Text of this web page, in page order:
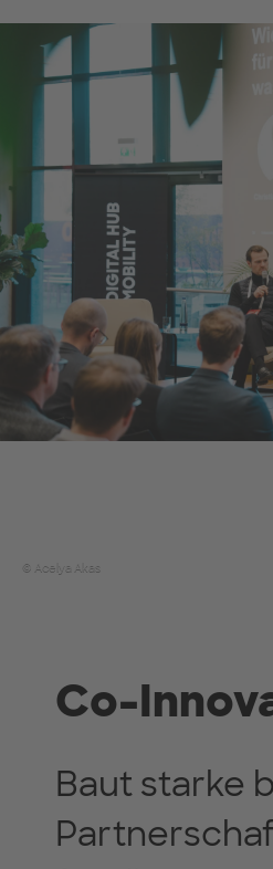
© Acelya Akas
Co-
Baut starke